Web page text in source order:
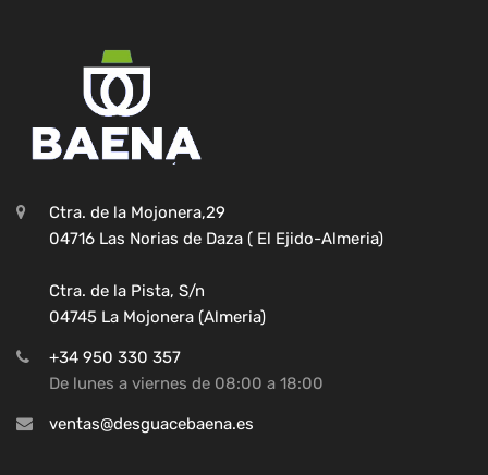
Ctra. de la Mojonera,29
04716 Las Norias de Daza ( El Ejido-Almeria)
Ctra. de la Pista, S/n
04745 La Mojonera (Almeria)
+34 950 330 357
De lunes a viernes de 08:00 a 18:00
ventas@desguacebaena.es